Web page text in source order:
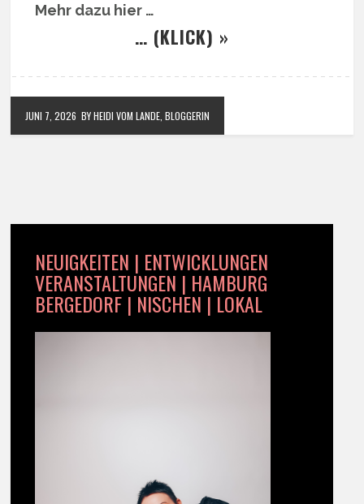
Mehr dazu hier …
… (KLICK) »
JUNI 7, 2026 BY HEIDI VOM LANDE, BLOGGERIN
NEUIGKEITEN | ENTWICKLUNGEN
VERANSTALTUNGEN | HAMBURG
BERGEDORF | NISCHEN | LOKAL